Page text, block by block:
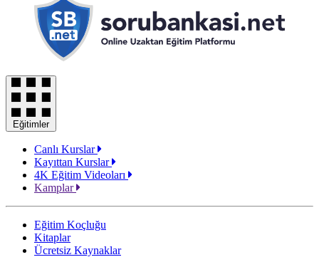
Eğitimler
Canlı Kurslar
Kayıttan Kurslar
4K Eğitim Videoları
Kamplar
Eğitim Koçluğu
Kitaplar
Ücretsiz Kaynaklar